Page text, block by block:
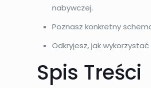
nabywczej.
Poznasz konkretny
Odkryjesz, jak
Spis Treści